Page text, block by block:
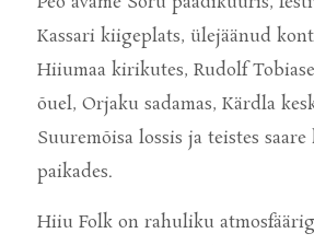
Kassari kiigeplats, ülejäänud
Hiiumaa kirikutes, Rudolf
õuel, Orjaku sadamas, Kärdla
Suuremõisa lossis ja teistes saare
paikades.
Hiiu Folk on rahuliku